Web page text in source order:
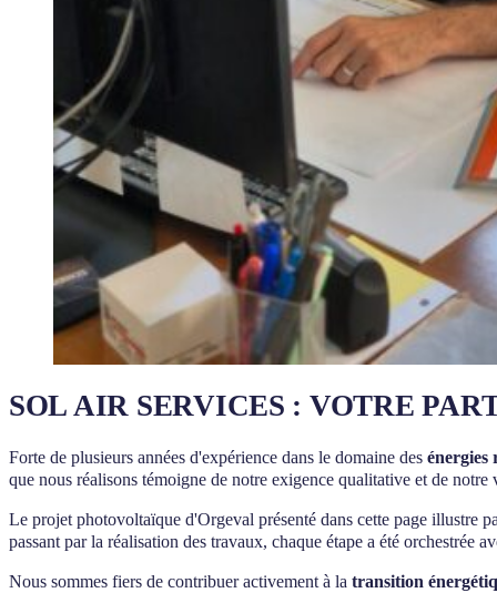
SOL AIR SERVICES : VOTRE
Forte de plusieurs années d'expérience dans le domaine des énergies
que nous réalisons témoigne de notre exigence qualitative et de
Le projet photovoltaïque d'Orgeval présenté dans cette page illustre
passant par la réalisation des travaux, chaque étape a été orchestrée
Nous sommes fiers de contribuer activement à la transition